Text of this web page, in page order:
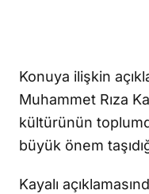
Konuya ilişkin
Muhammet Rıza
kültürünün
büyük önem
Kayalı